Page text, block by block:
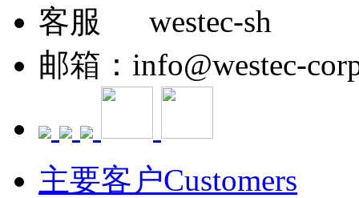
westec-sh
邮箱：info@westec-
主要客户Customers